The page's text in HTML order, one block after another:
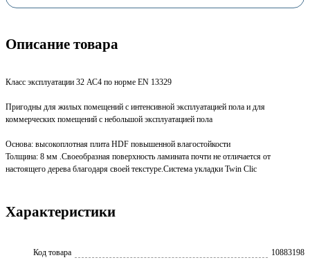
Описание товара
Класс эксплуатации 32 АС4 по норме EN 13329
Пригодны для жилых помещений с интенсивной эксплуатацией пола и для
коммерческих помещений с небольшой эксплуатацией пола
Основа: высокоплотная плита HDF повышенной влагостойкости
Толщина: 8 мм .Своеобразная поверхность ламината почти не отличается от
настоящего дерева благодаря своей текстуре.Система укладки Twin Clic
Характеристики
Код товара
10883198